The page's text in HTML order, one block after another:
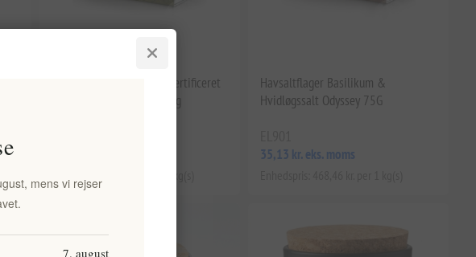
Havsaltflager (Oregano) Certificeret
økologisk Salt Odyssey 75g
Havsaltflager Basilikum &
Hvidløgssalt Odyssey 75G
35,13 kr. eks. moms
mens vi rejser
7. august